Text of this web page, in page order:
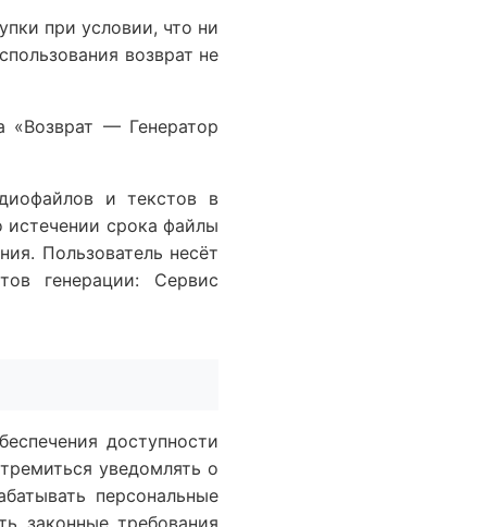
при условии, что ни
возврат не
«Возврат — Генератор
и текстов в
истечении срока файлы
Пользователь несёт
генерации: Сервис
доступности
уведомлять о
персональные
законные требования